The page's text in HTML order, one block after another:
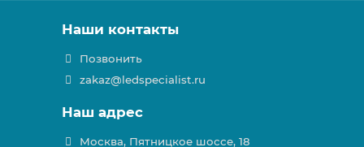
Наши контакты
Позвонить
zakaz@ledspecialist.ru
Наш адрес
Москва, Пятницкое шоссе, 18